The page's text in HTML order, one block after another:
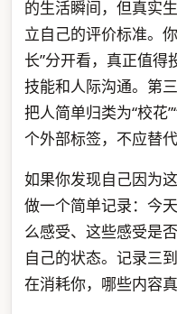
的生活瞬间，但真实
立自己的评价标准。
长”分开看，真正值得
技能和人际沟通。第
把人简单归类为“校花
个外部标签，不应替
如果你发现自己因为
做一个简单记录：今
么感受、这些感受是
自己的状态。记录三
在消耗你，哪些内容